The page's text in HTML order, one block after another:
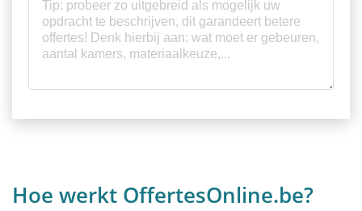
Hoe werkt OffertesOnline.be?